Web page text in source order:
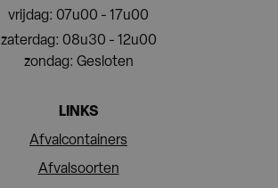
vrijdag: 07u00 - 17u00
zaterdag: 08u30 - 12u00
zondag: Gesloten
LINKS
Afvalcontainers
Afvalsoorten